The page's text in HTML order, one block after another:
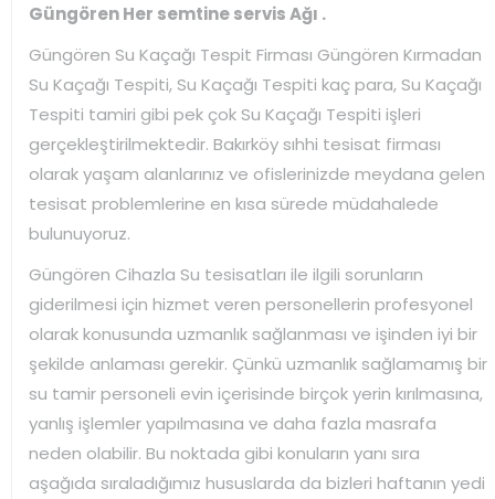
Güngören Her semtine servis Ağı .
Güngören Su Kaçağı Tespit Firması Güngören Kırmadan
Su Kaçağı Tespiti, Su Kaçağı Tespiti kaç para, Su Kaçağı
Tespiti tamiri gibi pek çok Su Kaçağı Tespiti işleri
gerçekleştirilmektedir. Bakırköy sıhhi tesisat firması
olarak yaşam alanlarınız ve ofislerinizde meydana gelen
tesisat problemlerine en kısa sürede müdahalede
bulunuyoruz.
Güngören Cihazla Su tesisatları ile ilgili sorunların
giderilmesi için hizmet veren personellerin profesyonel
olarak konusunda uzmanlık sağlanması ve işinden iyi bir
şekilde anlaması gerekir. Çünkü uzmanlık sağlamamış bir
su tamir personeli evin içerisinde birçok yerin kırılmasına,
yanlış işlemler yapılmasına ve daha fazla masrafa
neden olabilir. Bu noktada gibi konuların yanı sıra
aşağıda sıraladığımız hususlarda da bizleri haftanın yedi